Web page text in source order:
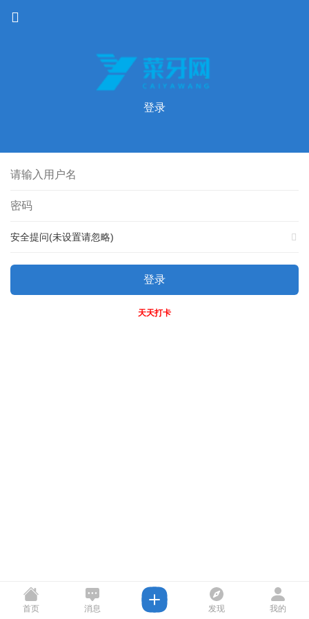
登录
安全提问(未设置请忽略)
登录
天天打卡
首页 消息 发现 我的